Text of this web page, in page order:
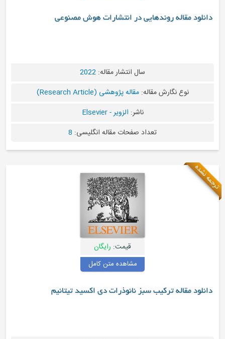
دانلود مقاله روندهایی در انتشارات هوش مصنوعی
سال انتشار مقاله: 2022
نوع نگارش مقاله:مقاله پژوهشی (Research Article)
ناشر: الزویر - Elsevier
تعداد صفحات مقاله انگلیسی: 8
ترجمه نشده
قیمت: رایگان
مشاهده متن کامل
دانلود مقاله ترکیب سبز نانوذرات دی اکسید تیتانیم